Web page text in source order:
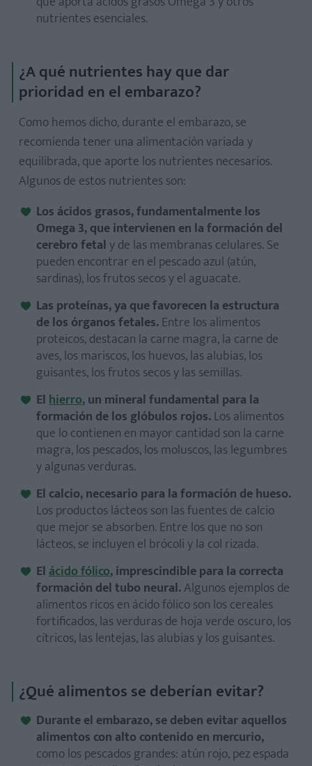
nutrientes esenciales.
¿A qué nutrientes hay que dar
prioridad en el embarazo?
Como hemos dicho, durante el embarazo, se
recomienda tener una alimentación variada y
equilibrada, que aporte los nutrientes necesarios.
Algunos de estos nutrientes son:
Los ácidos grasos, fundamentalmente los
Omega 3, que intervienen en la formación del
cerebro fetaly de las membranas celulares. Se
pueden encontrar en el pescado azul (atún,
sardinas), los frutos secos y el aguacate.
Las proteínas, ya que favorecen la estructura
de los órganos fetales.Entre los alimentos
proteicos, destacan la carne magra, la carne de
aves, los mariscos, los huevos, las alubias, los
guisantes, los frutos secos y las semillas.
Elhierro, un mineral fundamental para la
formación de los glóbulos rojos.Los alimentos
que lo contienen en mayor cantidad son la carne
magra, los pescados, los moluscos, las legumbres
y algunas verduras.
El calcio, necesario para la formación de hueso.
Los productos lácteos son las fuentes de calcio
que mejor se absorben. Entre los que no son
lácteos, se incluyen el brócoli y la col rizada.
Elácido fólico, imprescindible para la correcta
formación del tubo neural.Algunos ejemplos de
alimentos ricos en ácido fólico son los cereales
fortificados, las verduras de hoja verde oscuro, los
cítricos, las lentejas, las alubias y los guisantes.
¿Qué alimentos se deberían evitar?
Durante el embarazo, se deben evitar aquellos
alimentos con alto contenido en mercurio,
como los pescados grandes: atún rojo, pez espada